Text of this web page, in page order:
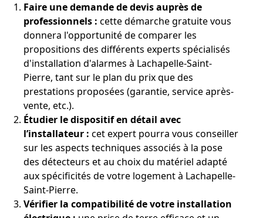
Faire une demande de devis auprès de
professionnels : cette démarche gratuite vous
donnera l'opportunité de comparer les
propositions des différents experts spécialisés
d'installation d'alarmes à Lachapelle-Saint-
Pierre, tant sur le plan du prix que des
prestations proposées (garantie, service après-
vente, etc.).
Étudier le dispositif en détail avec
l’installateur : cet expert pourra vous conseiller
sur les aspects techniques associés à la pose
des détecteurs et au choix du matériel adapté
aux spécificités de votre logement à Lachapelle-
Saint-Pierre.
Vérifier la compatibilité de votre installation